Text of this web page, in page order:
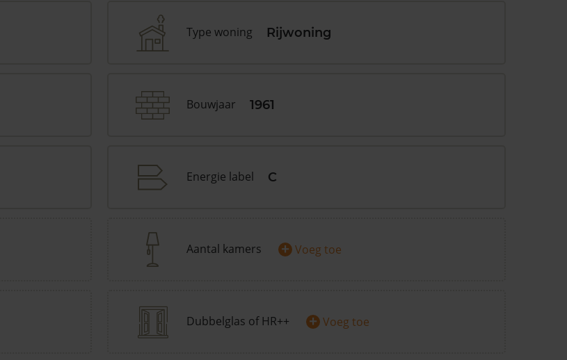
Type woning Rijwoning
Bouwjaar 1961
Energie label C
Aantal kamers + Voeg toe
Dubbelglas of HR++ + Voeg toe